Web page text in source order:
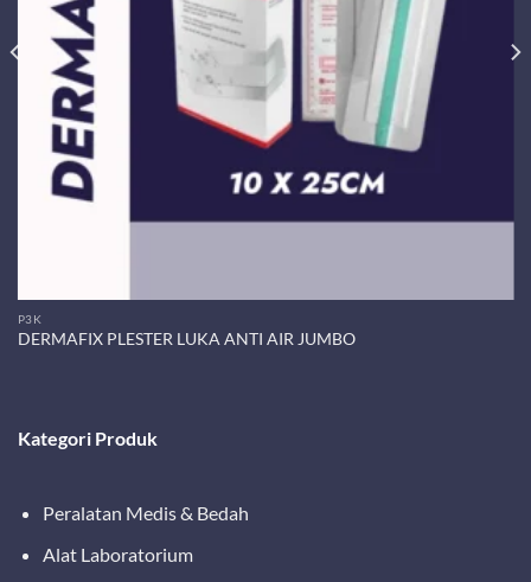
P3K
DERMAFIX PLESTER LUKA ANTI AIR JUMBO
Kategori Produk
Peralatan Medis & Bedah
Alat Laboratorium